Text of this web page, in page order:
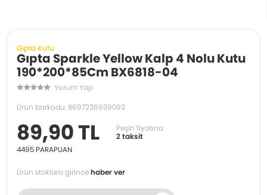
Gıpta Kutu
Gıpta Sparkle Yellow Kalp 4 Nolu Kutu
190*200*85Cm BX6818-04
Yorum Yap
Ürün barkodu: 8697236939093
89,90 TL
Peşin fiyatına
2 taksit
4495 PARAPUAN
Ürün stoklara girincehaber ver